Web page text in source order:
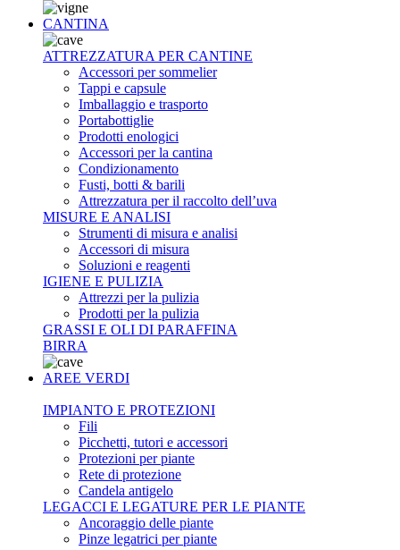
CANTINA
ATTREZZATURA PER CANTINE
Accessori per sommelier
Tappi e capsule
Imballaggio e trasporto
Portabottiglie
Prodotti enologici
Accessori per la cantina
Condizionamento
Fusti, botti & barili
Attrezzatura per il raccolto dell’uva
MISURE E ANALISI
Strumenti di misura e analisi
Accessori di misura
Soluzioni e reagenti
IGIENE E PULIZIA
Attrezzi per la pulizia
Prodotti per la pulizia
GRASSI E OLI DI PARAFFINA
BIRRA
AREE VERDI
IMPIANTO E PROTEZIONI
Fili
Picchetti, tutori e accessori
Protezioni per piante
Rete di protezione
Candela antigelo
LEGACCI E LEGATURE PER LE PIANTE
Ancoraggio delle piante
Pinze legatrici per piante